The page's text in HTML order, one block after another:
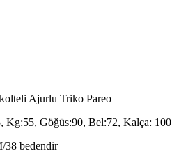
Ajurlu Triko Pareo
Göğüs:90, Bel:72, Kalça: 100
38 bedendir